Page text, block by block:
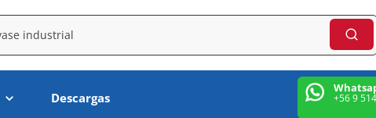
Descargas +56 9